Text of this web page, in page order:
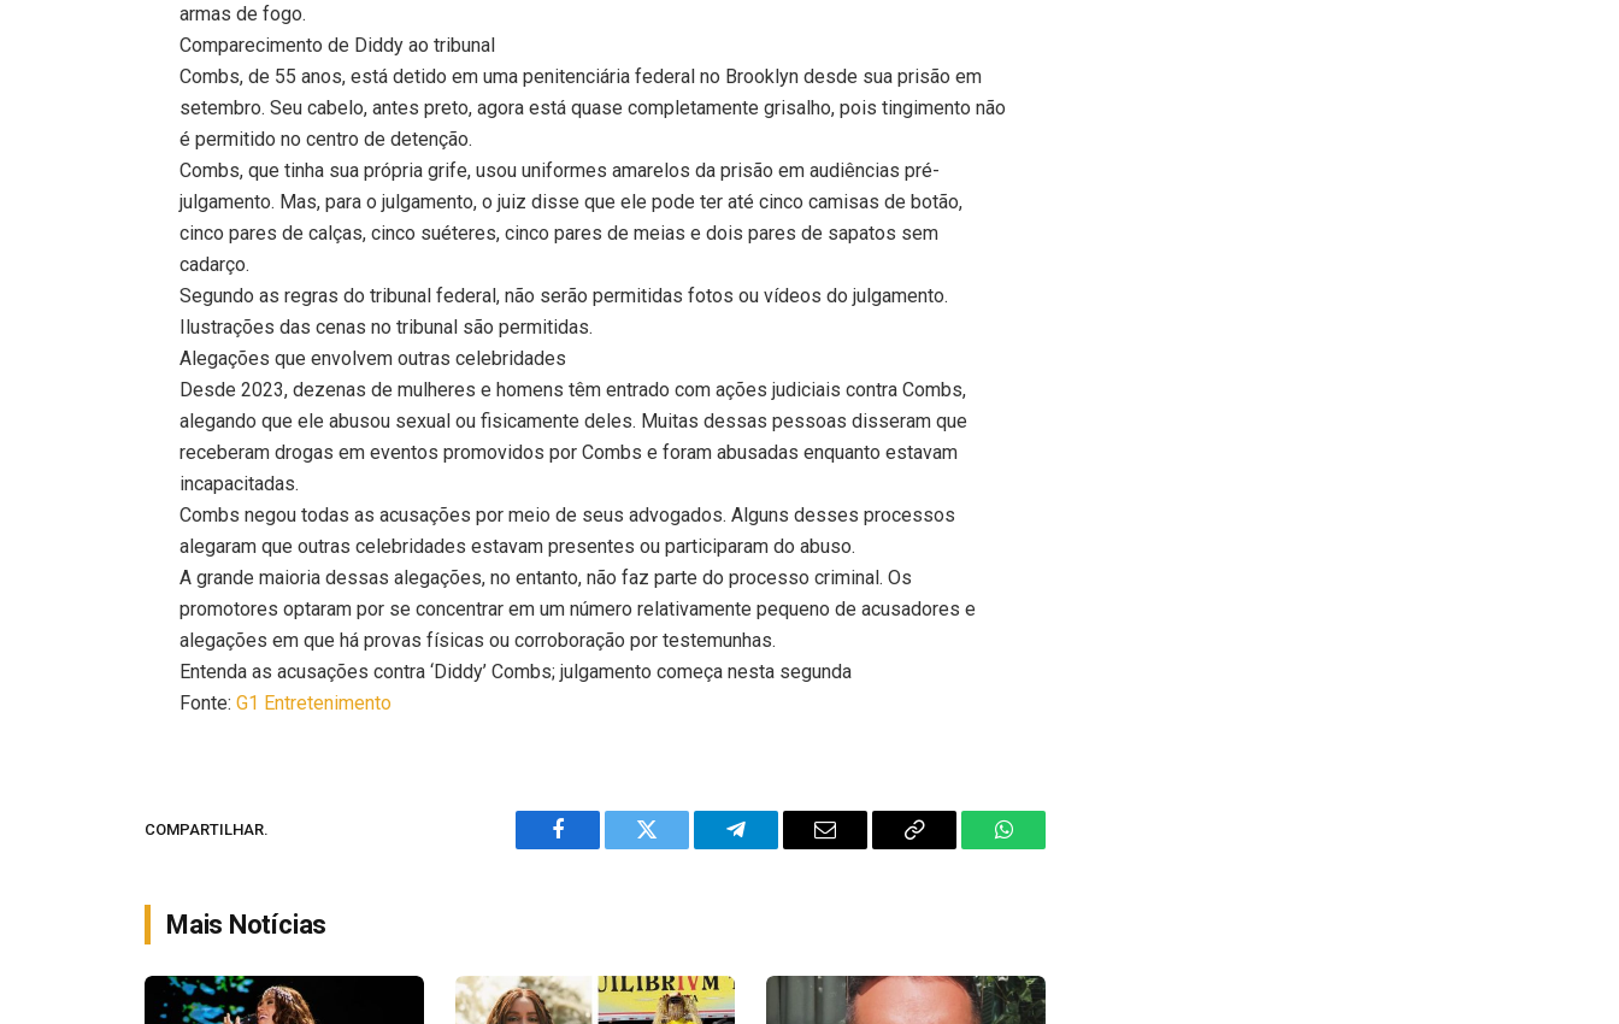
armas de fogo.
Comparecimento de Diddy ao tribunal
Combs, de 55 anos, está detido em uma penitenciária federal no Brooklyn desde sua prisão em
setembro. Seu cabelo, antes preto, agora está quase completamente grisalho, pois tingimento não
é permitido no centro de detenção.
Combs, que tinha sua própria grife, usou uniformes amarelos da prisão em audiências pré-
julgamento. Mas, para o julgamento, o juiz disse que ele pode ter até cinco camisas de botão,
cinco pares de calças, cinco suéteres, cinco pares de meias e dois pares de sapatos sem
cadarço.
Segundo as regras do tribunal federal, não serão permitidas fotos ou vídeos do julgamento.
Ilustrações das cenas no tribunal são permitidas.
Alegações que envolvem outras celebridades
Desde 2023, dezenas de mulheres e homens têm entrado com ações judiciais contra Combs,
alegando que ele abusou sexual ou fisicamente deles. Muitas dessas pessoas disseram que
receberam drogas em eventos promovidos por Combs e foram abusadas enquanto estavam
incapacitadas.
Combs negou todas as acusações por meio de seus advogados. Alguns desses processos
alegaram que outras celebridades estavam presentes ou participaram do abuso.
A grande maioria dessas alegações, no entanto, não faz parte do processo criminal. Os
promotores optaram por se concentrar em um número relativamente pequeno de acusadores e
alegações em que há provas físicas ou corroboração por testemunhas.
Entenda as acusações contra ‘Diddy’ Combs; julgamento começa nesta segunda
Fonte:G1 Entretenimento
COMPARTILHAR.
Facebook Twitter Telegram Email
Copy
WhatsApp
Mais Notícias